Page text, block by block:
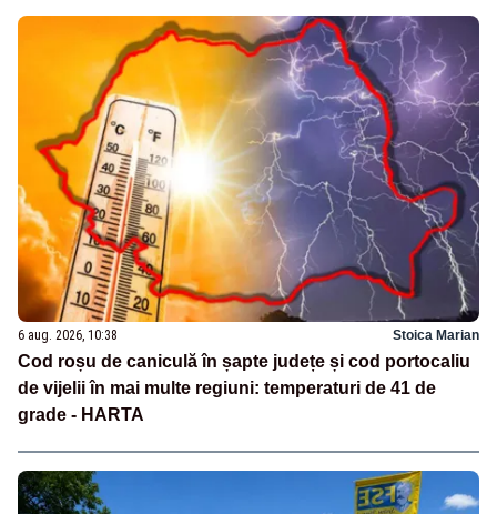
6 aug. 2026, 10:38 Stoica Marian
Cod roșu de caniculă în șapte județe și cod portocaliu
de vijelii în mai multe regiuni: temperaturi de 41 de
grade - HARTA